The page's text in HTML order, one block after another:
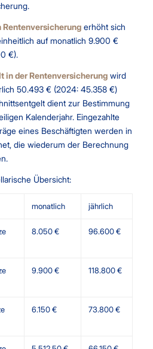
erhöht sich
auf monatlich 9.900 €
€).
in der Rentenversicherungwird
50.493 € (2024: 45.358 €)
dient zur Bestimmung
Kalenderjahr. Eingezahlte
eines Beschäftigten werden in
die wiederum der Berechnung
Übersicht:
monatlich jährlich
8.050 € 96.600 €
9.900 € 118.800 €
6.150 € 73.800 €